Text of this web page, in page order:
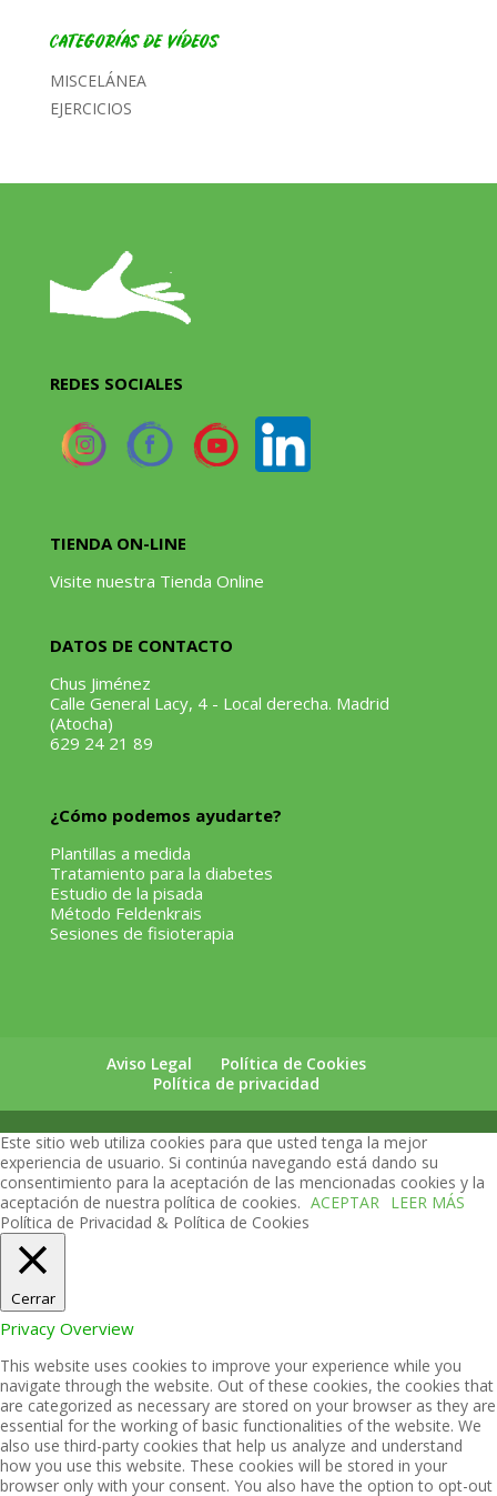
CATEGORÍAS DE VÍDEOS
MISCELÁNEA
EJERCICIOS
REDES SOCIALES
TIENDA ON-LINE
Visite nuestra Tienda Online
DATOS DE CONTACTO
Chus Jiménez
Calle General Lacy, 4 - Local derecha. Madrid
(Atocha)
629 24 21 89
¿Cómo podemos ayudarte?
Plantillas a medida
Tratamiento para la diabetes
Estudio de la pisada
Método Feldenkrais
Sesiones de fisioterapia
Aviso Legal
Política de Cookies
Política de privacidad
Este sitio web utiliza cookies para que usted tenga la mejor
experiencia de usuario. Si continúa navegando está dando su
consentimiento para la aceptación de las mencionadas cookies y la
aceptación de nuestra política de cookies. ACEPTAR
LEER MÁS
Política de Privacidad & Política de Cookies
Cerrar
Privacy Overview
This website uses cookies to improve your experience while you
navigate through the website. Out of these cookies, the cookies that
are categorized as necessary are stored on your browser as they are
essential for the working of basic functionalities of the website. We
also use third-party cookies that help us analyze and understand
how you use this website. These cookies will be stored in your
browser only with your consent. You also have the option to opt-out